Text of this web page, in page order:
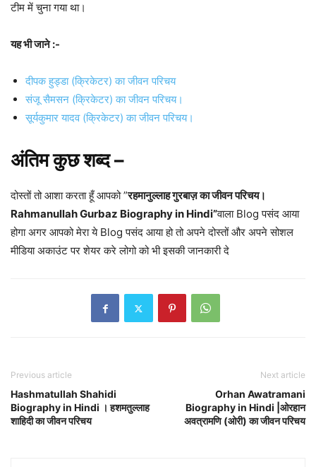
टीम में चुना गया था।
यह भी जाने :-
दीपक हुड्डा (क्रिकेटर) का जीवन परिचय
संजू सैमसन (क्रिकेटर) का जीवन परिचय।
सूर्यकुमार यादव (क्रिकेटर) का जीवन परिचय।
अंतिम कुछ शब्द –
दोस्तों तो आशा करता हूँ आपको ”रहमानुल्लाह गुरबाज़ का जीवन परिचय।
Rahmanullah Gurbaz Biography in Hindi”वाला Blog पसंद आया
होगा अगर आपको मेरा ये Blog पसंद आया हो तो अपने दोस्तों और अपने सोशल
मीडिया अकाउंट पर शेयर करे लोगो को भी इसकी जानकारी दे
Previous article
Hashmatullah Shahidi
Biography in Hindi । हशमतुल्लाह
शाहिदी का जीवन परिचय
Next article
Orhan Awatramani
Biography in Hindi |​​ओरहान
अवत्रामणि (ओरी) का जीवन परिचय